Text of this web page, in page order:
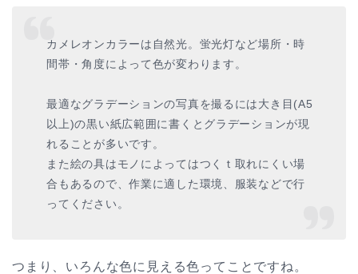
カメレオンカラーは自然光。蛍光灯など場所・時
間帯・角度によって色が変わります。
最適なグラデーションの写真を撮るには大き目(A5
以上)の黒い紙広範囲に書くとグラデーションが現
れることが多いです。
また絵の具はモノによってはつくｔ取れにくい場
合もあるので、作業に適した環境、服装などで行
ってください。
つまり、いろんな色に見える色ってことですね。